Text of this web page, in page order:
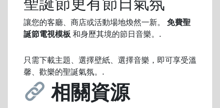
讓您的客廳、商店或活動場地煥然一新。 免費聖
誕節電視模板和身歷其境的節日音樂。.
只需下載主題、選擇壁紙、選擇音樂，即可享受溫
馨、歡樂的聖誕氣氛。.
相關資源